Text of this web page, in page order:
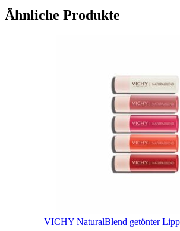
Ähnliche Produkte
VICHY NaturalBlend getönter